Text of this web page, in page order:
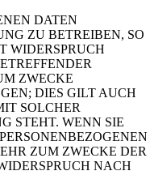
DATEN
ZU BETREIBEN, SO
WIDERSPRUCH
ZWECKE
DIES GILT AUCH
SOLCHER
STEHT. WENN SIE
ZUM ZWECKE DER
NACH